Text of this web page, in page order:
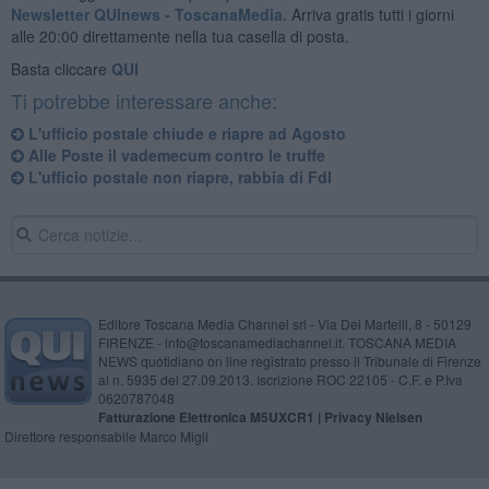
Newsletter QUInews - ToscanaMedia. Arriva gratis tutti i giorni
alle 20:00 direttamente nella tua casella di posta.
Basta cliccare QUI
Ti potrebbe interessare anche:
L'ufficio postale chiude e riapre ad Agosto
Alle Poste il vademecum contro le truffe
L'ufficio postale non riapre, rabbia di FdI
Editore Toscana Media Channel srl - Via Dei Martelli, 8 - 50129
FIRENZE - info@toscanamediachannel.it. TOSCANA MEDIA
NEWS quotidiano on line registrato presso il Tribunale di Firenze
al n. 5935 del 27.09.2013. Iscrizione ROC 22105 - C.F. e P.Iva
0620787048
Fatturazione Elettronica M5UXCR1 | Privacy Nielsen
Direttore responsabile Marco Migli